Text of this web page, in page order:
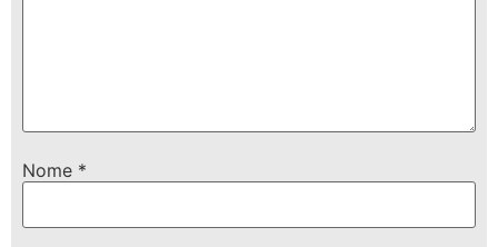
Nome *